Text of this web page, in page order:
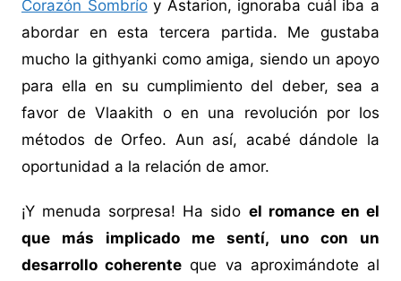
Corazón Sombríoy Astarion, ignoraba cuál iba a
abordar en esta tercera partida. Me gustaba
mucho la githyanki como amiga, siendo un apoyo
para ella en su cumplimiento del deber, sea a
favor de Vlaakith o en una revolución por los
métodos de Orfeo. Aun así, acabé dándole la
oportunidad a la relación de amor.
¡Y menuda sorpresa! Ha sido el romance en el
que más implicado me sentí, uno con un
desarrollo coherente que va aproximándote al